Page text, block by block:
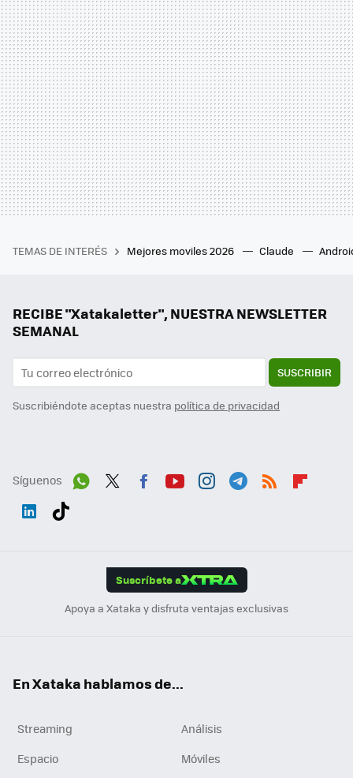
TEMAS DE INTERÉS Mejores moviles 2026 Claude
RECIBE "Xatakaletter", NUESTRA NEWSLETTER
SEMANAL
SUSCRIBIR
Suscribiéndote aceptas nuestra política de privacidad
Síguenos
Suscríbete a
Apoya a Xataka y disfruta ventajas exclusivas
En Xataka hablamos de...
Streaming
Análisis
Espacio
Móviles